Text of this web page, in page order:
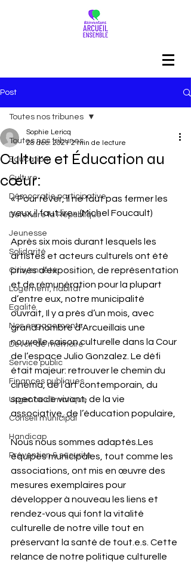
Post
Toutes nos tribunes
Education
Culture
Démocratie participative
Défendre la République
Jeunesse
Solidarité
Citoyenneté
Logement, habitat
Egalité
Nos engagements
Devoir de mémoire
Service public
Finances publiques
Urgence climatique
Conseil municipal
Handicap
Prévention & sécurité
Toutes nos tribunes
Culture et Éducation au
cœur:
Sophie Lericq
28 déc. 2021 2 min de lecture
« Pour rêver, il ne faut pas fermer les
yeux,il faut lire» (Michel Foucault)
Après six mois durant lesquels les
artistes et acteurs culturels ont été
privés d’exposition, de représentation
et de rémunération pour la plupart
d’entre eux, notre municipalité
ouvrait, Il y a près d’un mois, avec
grand nombre d’Arcueillais une
nouvelle saison culturelle dans la Cour
de l’espace Julio Gonzalez. Le défi
était majeur: retrouver le chemin du
cinéma, de l’art contemporain, du
spectacle vivant, de la vie
associative, de l’éducation populaire,
Nous nous sommes adaptés.Les
équipes municipales, tout comme les
associations, ont mis en œuvre des
mesures exemplaires pour
développer à nouveau les liens et
rendez-vous qui font la vitalité
culturelle de notre ville tout en
préservant la santé de tout.e.s. Cette
relance de notre politique culturelle